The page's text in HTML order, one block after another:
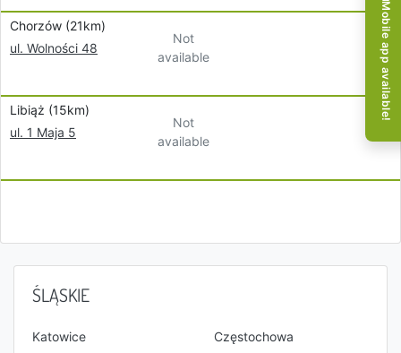
Chorzów (21km)
ul. Wolności 48
Not
available
Libiąż (15km)
ul. 1 Maja 5
Not
available
ŚLĄSKIE
Katowice
Częstochowa
Mobile app available!